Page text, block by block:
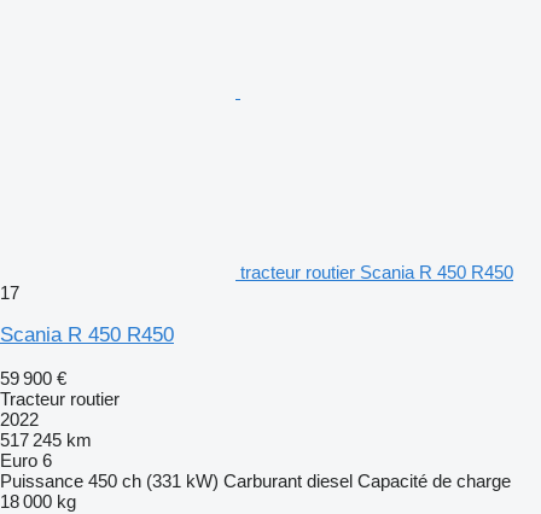
tracteur routier Scania R 450 R450
17
Scania R 450 R450
59 900 €
Tracteur routier
2022
517 245 km
Euro 6
Puissance 450 ch (331 kW) Carburant diesel Capacité de charge
18 000 kg